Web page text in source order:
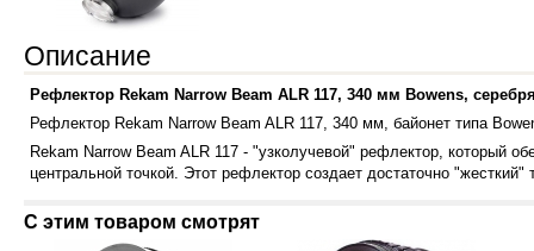
Описание
Рефлектор Rekam Narrow Beam ALR 117, 340 мм Bowens,
Рефлектор Rekam Narrow Beam ALR 117, 340 мм, байонет типа
Rekam Narrow Beam ALR 117 - "узколучевой" рефлектор, который
центральной точкой. Этот рефлектор создает достаточно "жесткий"
С этим товаром смотрят